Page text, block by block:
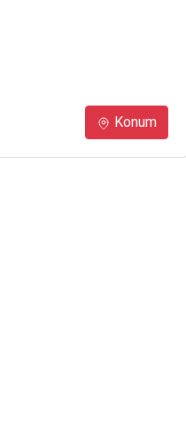
Konum